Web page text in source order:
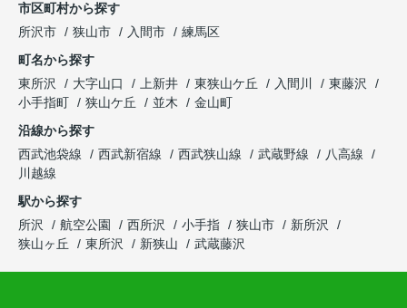
市区町村から探す
所沢市
狭山市 入間市
練馬区
町名から探す
東所沢
大字山口 上新井 東狭山ケ丘 入間川
東藤沢
小手指町
狭山ケ丘 並木
金山町
沿線から探す
西武池袋線
西武新宿線 西武狭山線 武蔵野線
八高線
川越線
駅から探す
所沢
航空公園 西所沢 小手指 狭山市
新所沢
狭山ヶ丘
東所沢 新狭山 武蔵藤沢